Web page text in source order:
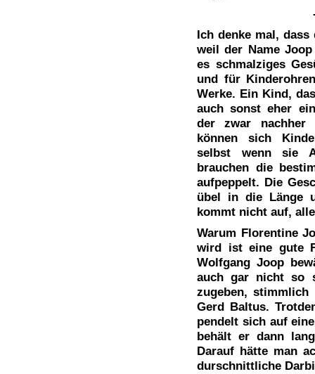
Ich denke mal,
weil der Name
es schmalziges
und für
Werke. Ein Kind,
auch sonst eher
der zwar nachher
können sich
selbst wenn sie
brauchen die
aufpeppelt. Die
übel in die Länge
kommt nicht auf,
Warum Florentine
wird ist eine gute
Wolfgang Joop
auch gar nicht so
zugeben,
Gerd Baltus.
pendelt sich auf
behält er dann
Darauf hätte man
durschnittliche